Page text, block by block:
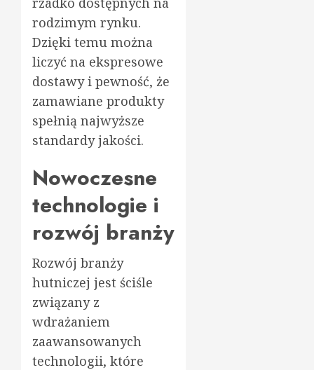
rodzimym rynku.
Dzięki temu można
liczyć na ekspresowe
dostawy i pewność, że
zamawiane produkty
spełnią najwyższe
standardy jakości.
Nowoczesne
technologie i
rozwój branży
Rozwój branży
hutniczej jest ściśle
związany z
wdrażaniem
zaawansowanych
technologii, które